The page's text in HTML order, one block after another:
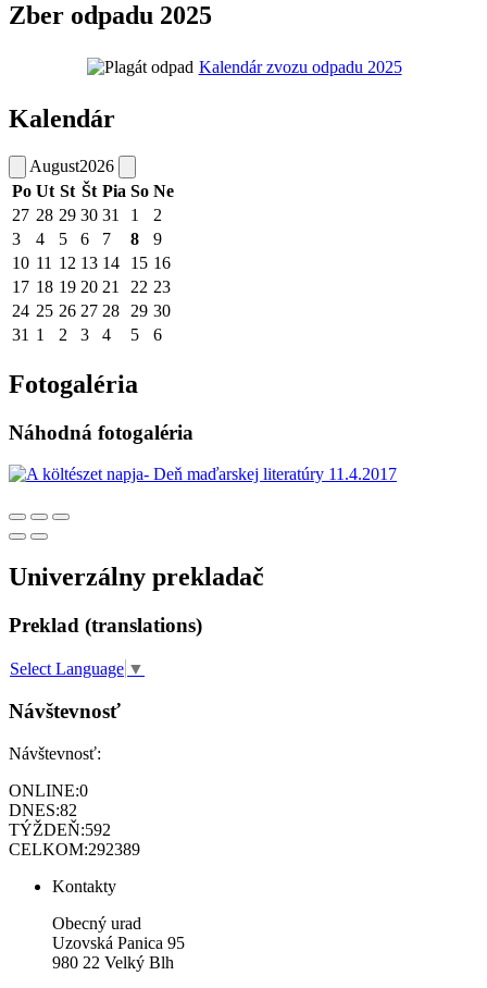
Zber odpadu 2025
Kalendár zvozu odpadu 2025
Kalendár
August2026
Po Ut St Št Pia So Ne
27 28 29 30 31 1
2
3
4 5 6 7 8
9
10 11 12 13 14 15 16
17 18 19 20 21 22 23
24 25 26 27 28 29 30
31 1 2 3 4 5 6
Fotogaléria
Náhodná fotogaléria
Univerzálny prekladač
Preklad (translations)
Select Language ▼
Návštevnosť
Návštevnosť:
ONLINE:0
DNES:82
TÝŽDEŇ:592
CELKOM:292389
Kontakty
Obecný urad
Uzovská Panica 95
980 22 Velký Blh